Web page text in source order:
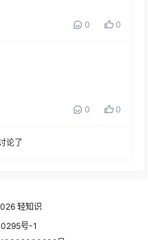
0 0
0 0
论了
轻知识
号-1